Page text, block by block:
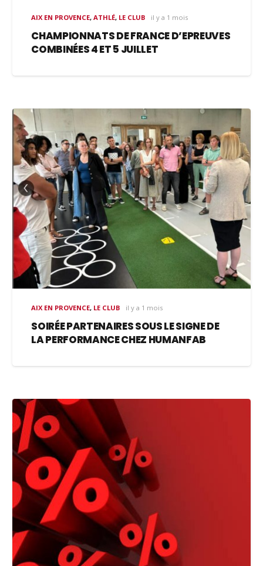
AIX EN PROVENCE,ATHLÉ, LE CLUB il y a 1 mois
CHAMPIONNATS DE FRANCE D’EPREUVES
COMBINÉES 4 ET 5 JUILLET
AIX EN PROVENCE, LE CLUB il y a 1 mois
SOIRÉE PARTENAIRES SOUS LE SIGNE DE
LA PERFORMANCE CHEZ HUMANFAB